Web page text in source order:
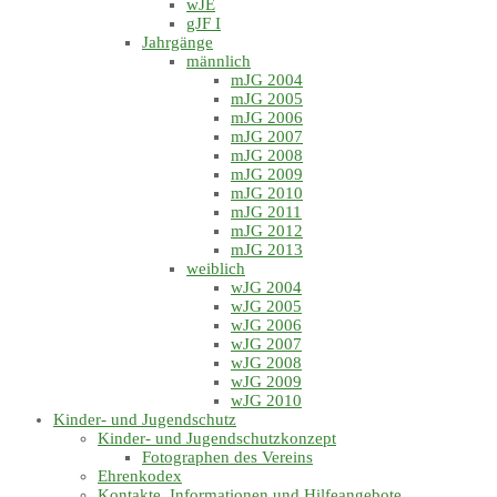
wJE
gJF I
Jahrgänge
männlich
mJG 2004
mJG 2005
mJG 2006
mJG 2007
mJG 2008
mJG 2009
mJG 2010
mJG 2011
mJG 2012
mJG 2013
weiblich
wJG 2004
wJG 2005
wJG 2006
wJG 2007
wJG 2008
wJG 2009
wJG 2010
Kinder- und Jugendschutz
Kinder- und Jugendschutzkonzept
Fotographen des Vereins
Ehrenkodex